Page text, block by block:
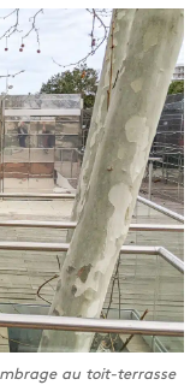
au toit-terrasse